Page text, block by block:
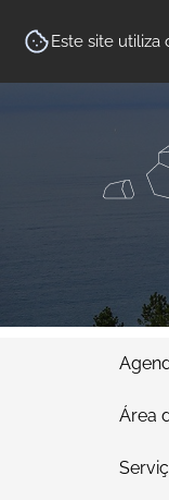
Este site utiliza
Área